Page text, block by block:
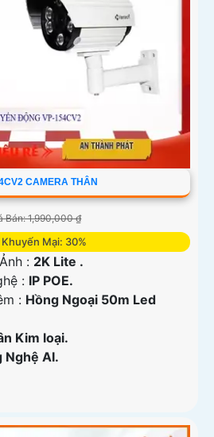
CAMERA THÂN
Bán: 1,990,000 ₫
Khuyến Mại: 30%
: 2K Lite .
: IP POE.
: Hồng Ngoại 50m Led
Kim loại.
Nghệ AI.